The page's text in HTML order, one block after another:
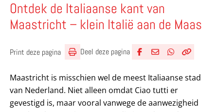
Ontdek de Italiaanse kant van
Maastricht – klein Italië aan de Maas
Print deze pagina Deel deze pagina
Maastricht is misschien wel de meest Italiaanse stad
van Nederland. Niet alleen omdat Ciao tutti er
gevestigd is, maar vooral vanwege de aanwezigheid